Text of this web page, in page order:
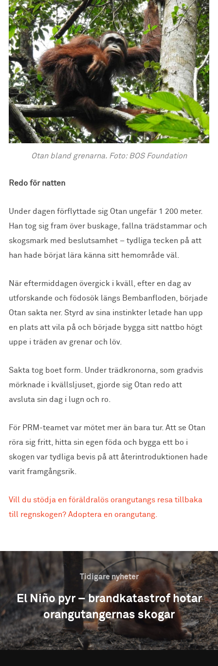
Otan bland grenarna. Foto: BOS Foundation
Redo för natten
Under dagen förflyttade sig Otan ungefär 1 200 meter.
Han tog sig fram över buskage, fallna trädstammar och
skogsmark med beslutsamhet – tydliga tecken på att
han hade börjat lära känna sitt hemområde väl.
När eftermiddagen övergick i kväll, efter en dag av
utforskande och födosök längs Bembanfloden, började
Otan sakta ner. Styrd av sina instinkter letade han upp
en plats att vila på och började bygga sitt nattbo högt
uppe i träden av grenar och löv.
Sakta tog boet form. Under trädkronorna, som gradvis
mörknade i kvällsljuset, gjorde sig Otan redo att
avsluta sin dag i lugn och ro.
För PRM-teamet var mötet mer än bara tur. Att se Otan
röra sig fritt, hitta sin egen föda och bygga ett bo i
skogen var tydliga bevis på att återintroduktionen hade
varit framgångsrik.
Vill du stödja en föräldralös orangutangs resa tillbaka
till regnskogen? Adoptera en orangutang.
Tidigare nyheter
El Niño pyr – brandkatastrof hotar
orangutangernas skogar